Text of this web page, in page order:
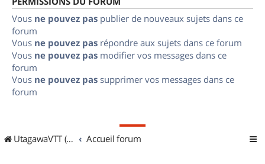
Vous ne pouvez pas publier de nouveaux sujets dans ce
forum
Vous ne pouvez pas répondre aux sujets dans ce forum
Vous ne pouvez pas modifier vos messages dans ce
forum
Vous ne pouvez pas supprimer vos messages dans ce
forum
UtagawaVTT (Randos VTT et VTTAE avec traces GPS) Accueil forum